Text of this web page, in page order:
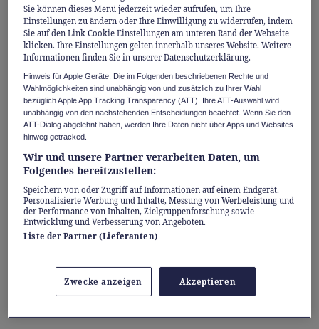
schnelle Erfrischung. Gefragt ist ein Ort für
eine kleine Auszeit, an dem man die Hektik
des Alltags hinter sich lassen kann. Bereits
seit einem Vierteljahrhundert bietet
Starbucksin der Schweiz genau solche
Rückzugsorte: Beim Betreten strömt einem
der Duft von frisch gemahlenen
Kaffeebohnen entgegen, während im
Hintergrund das rhythmische Zischen der
Maschinen den Takt angibt. Das vertraute
Kopfnicken des Baristas rundet die
gemütliche Kulisse ab und lässt einen sofort
spüren, dass hier die Welt für einen
Augenblick stillsteht. Was als internationales
Coffee-House-Konzept begann, hat sich längst
Sie können dieses Menü jederzeit wieder aufrufen, um Ihre
Einstellungen zu ändern oder Ihre Einwilligung zu widerrufen, indem
Sie auf den Link Cookie Einstellungen am unteren Rand der Webseite
klicken. Ihre Einstellungen gelten innerhalb unseres Website. Weitere
Informationen finden Sie in unserer Datenschutzerklärung.
Hinweis für Apple Geräte: Die im Folgenden beschriebenen Rechte und
Wahlmöglichkeiten sind unabhängig von und zusätzlich zu Ihrer Wahl
bezüglich Apple App Tracking Transparency (ATT). Ihre ATT-Auswahl wird
unabhängig von den nachstehenden Entscheidungen beachtet. Wenn Sie den
ATT-Dialog abgelehnt haben, werden Ihre Daten nicht über Apps und Websites
hinweg getracked.
Wir und unsere Partner verarbeiten Daten, um
Folgendes bereitzustellen:
Speichern von oder Zugriff auf Informationen auf einem Endgerät.
Personalisierte Werbung und Inhalte, Messung von Werbeleistung und
der Performance von Inhalten, Zielgruppenforschung sowie
Entwicklung und Verbesserung von Angeboten.
Liste der Partner (Lieferanten)
Zwecke anzeigen Akzeptieren